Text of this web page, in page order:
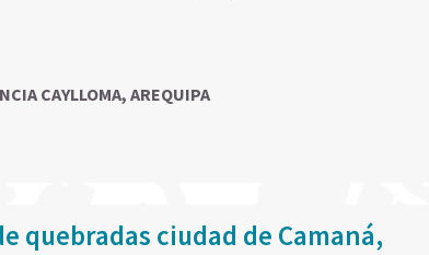
CAYLLOMA, AREQUIPA
quebradas ciudad de Camaná,